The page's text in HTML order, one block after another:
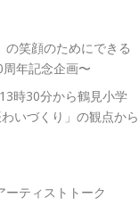
の笑顔のためにできる
年記念企画〜
時30分から鶴見小学
いづくり」の観点から
ーティストトーク